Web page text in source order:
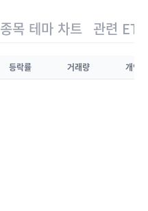
종목 테마 차트 관련 ETF
등락률 거래량 개인